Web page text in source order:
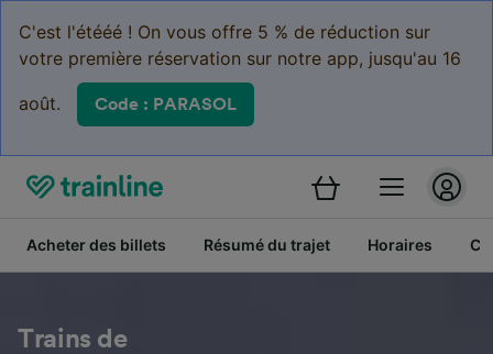
C'est l'étééé ! On vous offre 5 % de réduction sur
votre première réservation sur notre app, jusqu'au 16
août. Code : PARASOL
Acheter des billets Résumé du trajet Horaires
Trains de